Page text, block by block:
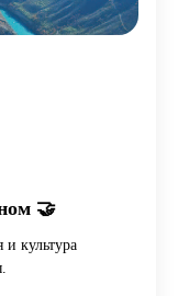
🤝
и культура